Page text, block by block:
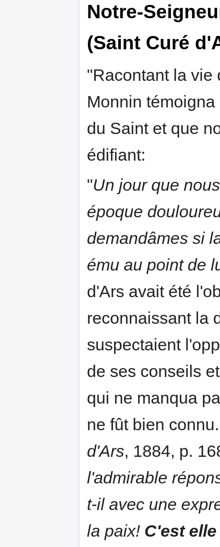
Notre-
(Saint Curé
"Racontant la vie
Monnin
du Saint et que
édifiant:
"Un jour que
époque
demandâmes si
ému au point de
d'Ars avait été
reconnaissant la
suspectaient
de ses conseils
qui ne manqua
ne fût bien
d'Ars, 1884, p.
l'admirable
t-il avec une
la paix! C'est